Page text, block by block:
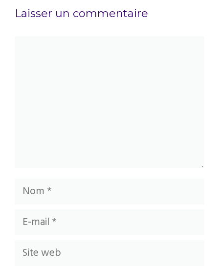
Laisser un commentaire
Nom
Site